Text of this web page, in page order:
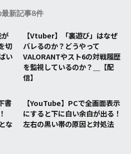
最新記事8件
切
い
【Vtuber】「裏遊び」はなぜ
バレるのか？どうやって
VALORANTやスト6の対戦履歴
を監視しているのか？＿【配
信】
書
な
【YouTube】PCで全画面表示
にすると下に白い余白が出る！
左右の黒い帯の原因と対処法